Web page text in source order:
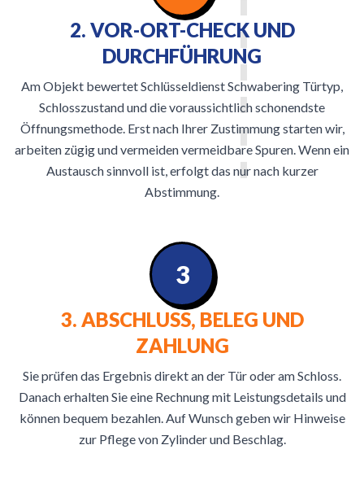
2. VOR-ORT-CHECK UND
DURCHFÜHRUNG
Am Objekt bewertet Schlüsseldienst Schwabering Türtyp,
Schlosszustand und die voraussichtlich schonendste
Öffnungsmethode. Erst nach Ihrer Zustimmung starten wir,
arbeiten zügig und vermeiden vermeidbare Spuren. Wenn ein
Austausch sinnvoll ist, erfolgt das nur nach kurzer
Abstimmung.
3. ABSCHLUSS, BELEG UND
ZAHLUNG
Sie prüfen das Ergebnis direkt an der Tür oder am Schloss.
Danach erhalten Sie eine Rechnung mit Leistungsdetails und
können bequem bezahlen. Auf Wunsch geben wir Hinweise
zur Pflege von Zylinder und Beschlag.
3